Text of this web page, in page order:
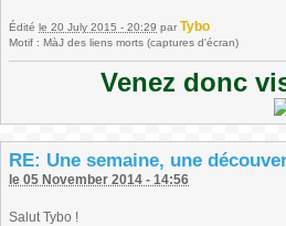
Édité le 20 July 2015 - 20:29 par Tybo
Motif : MàJ des liens morts (captures d'écran)
Venez donc
RE: Une semaine, une
le 05 November 2014 - 14:56
Salut Tybo !